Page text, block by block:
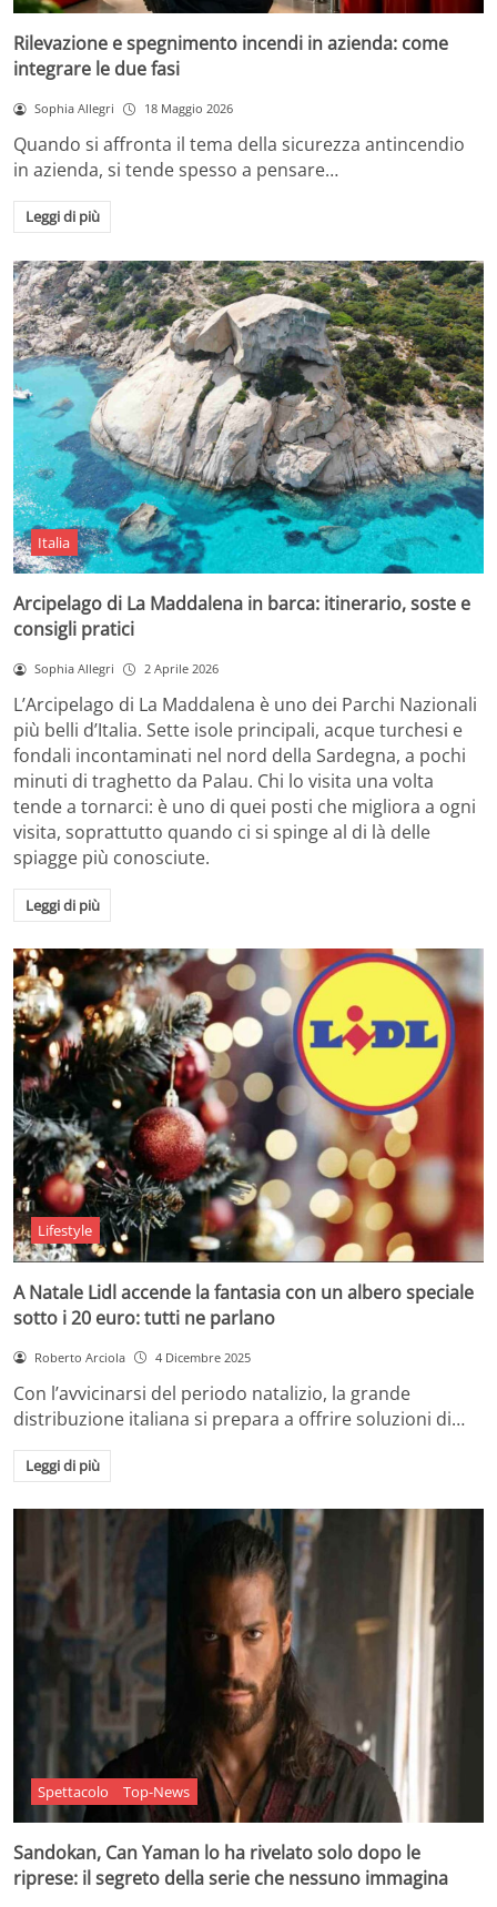
Rilevazione e spegnimento incendi in azienda: come
integrare le due fasi
Sophia Allegri 18 Maggio 2026
Quando si affronta il tema della sicurezza antincendio
in azienda, si tende spesso a pensare…
Leggi di più
Italia
Arcipelago di La Maddalena in barca: itinerario, soste e
consigli pratici
Sophia Allegri 2 Aprile 2026
L’Arcipelago di La Maddalena è uno dei Parchi Nazionali
più belli d’Italia. Sette isole principali, acque turchesi e
fondali incontaminati nel nord della Sardegna, a pochi
minuti di traghetto da Palau. Chi lo visita una volta
tende a tornarci: è uno di quei posti che migliora a ogni
visita, soprattutto quando ci si spinge al di là delle
spiagge più conosciute.
Leggi di più
Lifestyle
A Natale Lidl accende la fantasia con un albero speciale
sotto i 20 euro: tutti ne parlano
Roberto Arciola 4 Dicembre 2025
Con l’avvicinarsi del periodo natalizio, la grande
distribuzione italiana si prepara a offrire soluzioni di…
Leggi di più
Spettacolo Top-News
Sandokan, Can Yaman lo ha rivelato solo dopo le
riprese: il segreto della serie che nessuno immagina